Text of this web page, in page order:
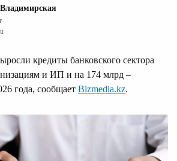
кредиты банковского сектора
и ИП и на 174 млрд –
года, сообщает Bizmedia.kz.